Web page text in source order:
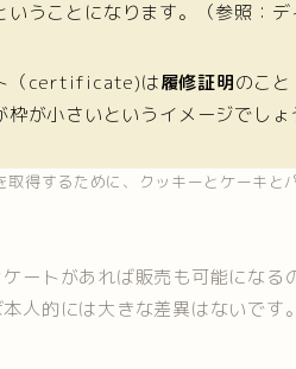
いうことになります。（参照：デ
（certificate)は履修証明のこ
が小さいというイメージでしょ
得するために、クッキーとケーキと
ートがあれば販売も可能になる
人的には大きな差異はないです。